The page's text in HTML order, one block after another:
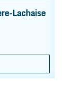
Lachaise